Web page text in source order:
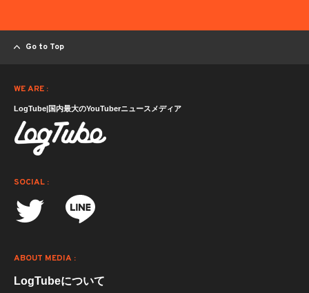
Go to Top
WE ARE :
LogTube|国内最大のYouTuberニュースメディア
SOCIAL :
ABOUT MEDIA :
LogTubeについて